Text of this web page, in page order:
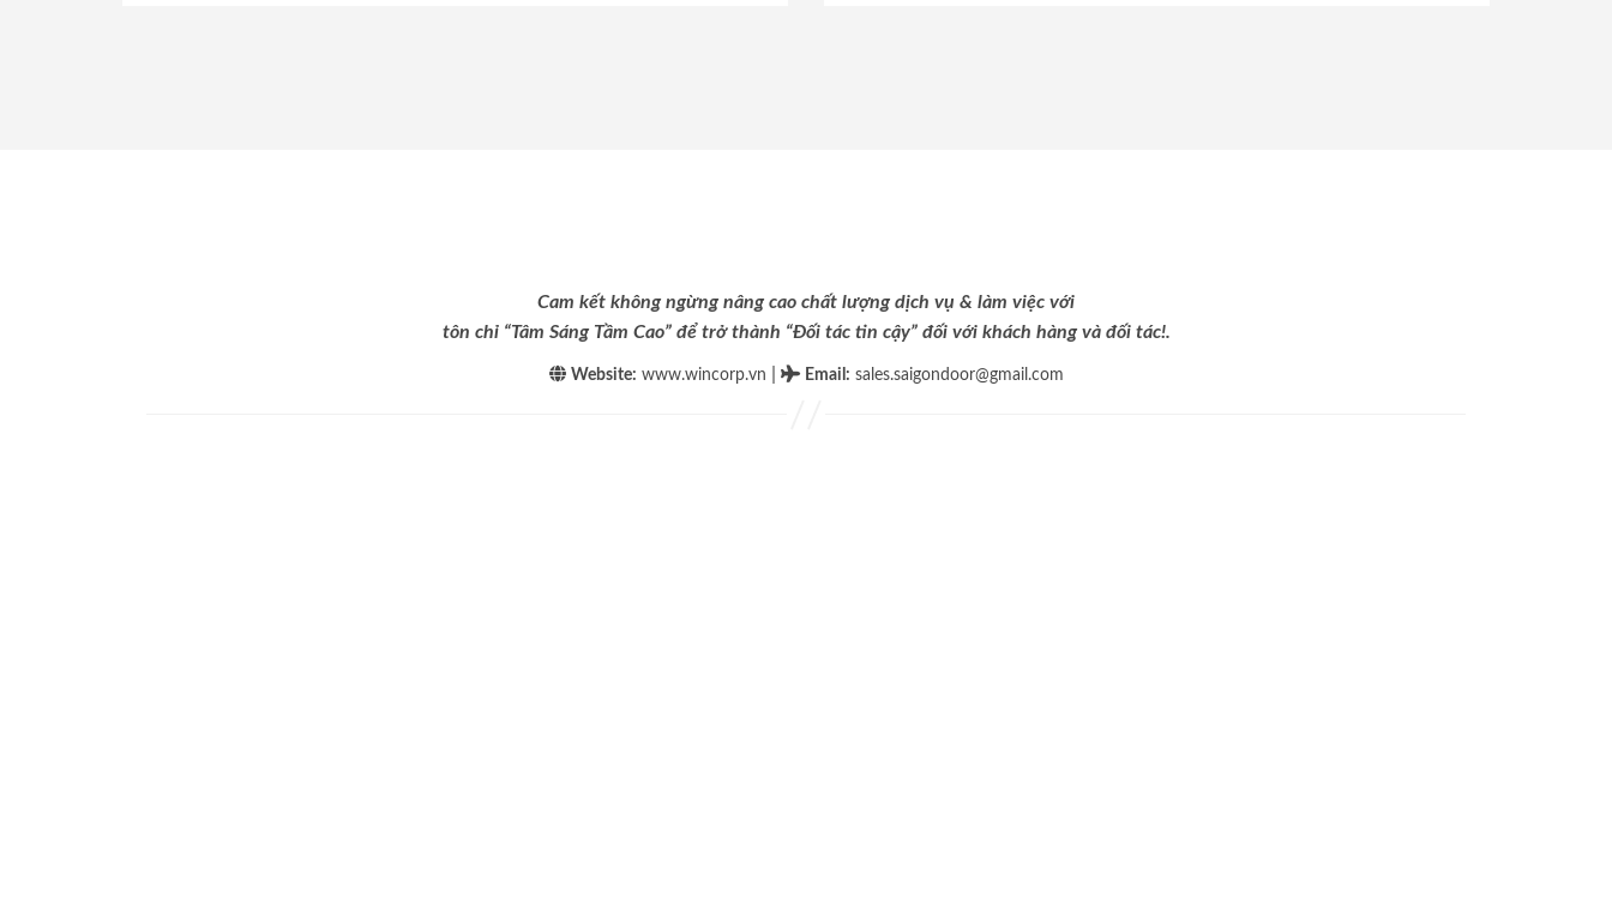
Cam kết không ngừng nâng cao chất lượng dịch vụ & làm việc với
tôn chỉ “Tâm Sáng Tầm Cao” để trở thành “Đối tác tin cậy” đối với khách hàng và đối tác!.
Website: www.wincorp.vn Email : sales.saigondoor@gmail.com